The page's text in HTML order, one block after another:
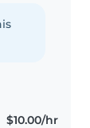
dans
les
$10.00/hr